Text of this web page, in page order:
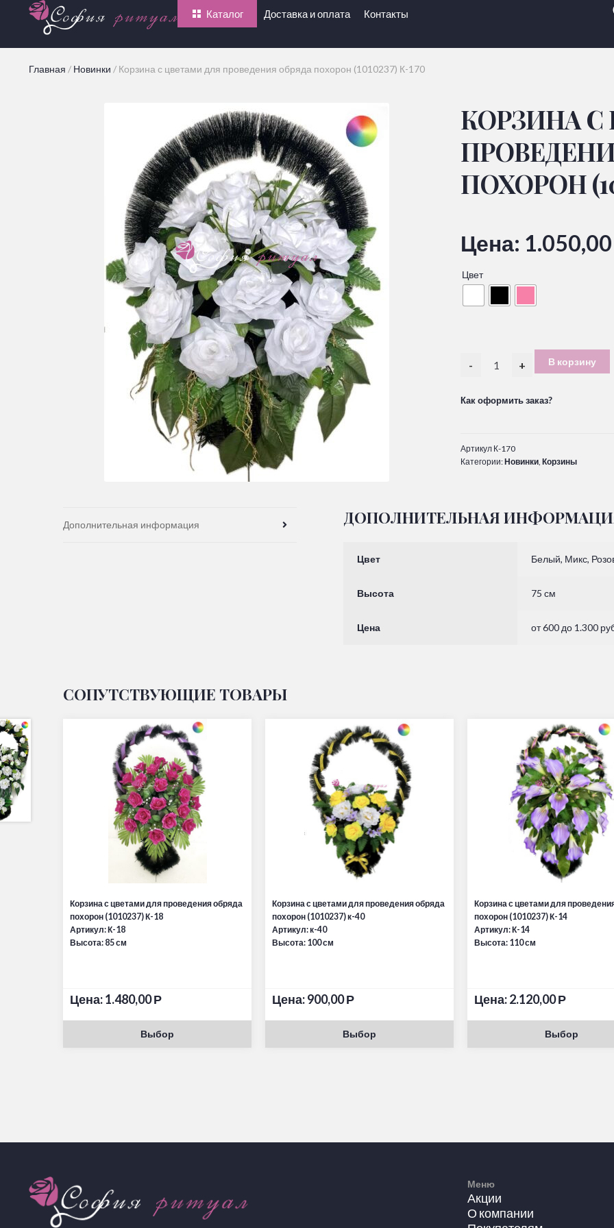
Каталог Доставка и оплата Контакты
Главная / Новинки / Корзина с цветами для проведения обряда похорон (1010237) К-170
КОРЗИНА С
ПОХОРОН
Цена: 1.050,00
Цвет
- + В корзину
Как оформить заказ?
Артикул К-170
Категории:Новинки, Корзины
Дополнительная информация ДОПОЛНИТЕЛЬНАЯ
Цвет Белый, Микс,
Высота 75 см
Цена от 600 до 1.300
СОПУТСТВУЮЩИЕ ТОВАРЫ
Корзина с цветами для проведения обряда
похорон (1010237) К-18
Артикул: К-18
Высота: 85 см
Цена:1.480,00Р
Выбор
Корзина с цветами для проведения обряда
похорон (1010237) к-40
Артикул: к-40
Высота: 100 см
Цена:900,00Р
Выбор
Корзина с цветами для
похорон (1010237) К-14
Артикул: К-14
Высота: 110 см
Цена:2.120,00Р
Выбор
Меню
Акции
О компании